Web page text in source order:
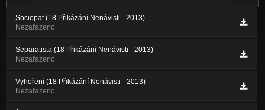
Sociopat (18 Přikázání Nenávisti - 2013)
Nezařazeno
Separatista (18 Přikázání Nenávisti - 2013)
Nezařazeno
Vyhoření (18 Přikázání Nenávisti - 2013)
Nezařazeno